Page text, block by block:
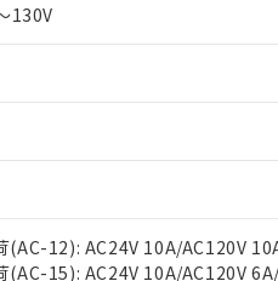
130V
(AC-12): AC24V 10A/AC120V
(AC-15): AC24V 10A/AC120V
条件をお読みいただき、同意の
正式な納期状況および標準価格
当社販売員にご相談ください。
オムロン制御機器販売店や当社
ます。
指令（10物質）：
ロム(Cr(Ⅵ)) 1000ppm以下、ポリ臭化ビフ
RoHS指令で産業用監視および制御機器に
酸エステル類の４物質については閾値を超
応予定月
：最大均質材料含有率が中国
：未確認です。当社販売部門へ
:1000ppm、 Hg(水銀) : 1000ppm、 Cd(カ
タル酸ジブチル) : 1000ppm、 DIBP(フタ
う）を輸出または国外への提供
置等に一切使用いたしません。
当社は、貴社製品を第三者に販
また当社は、販売先および販売
説明
一定数には満たないが在庫